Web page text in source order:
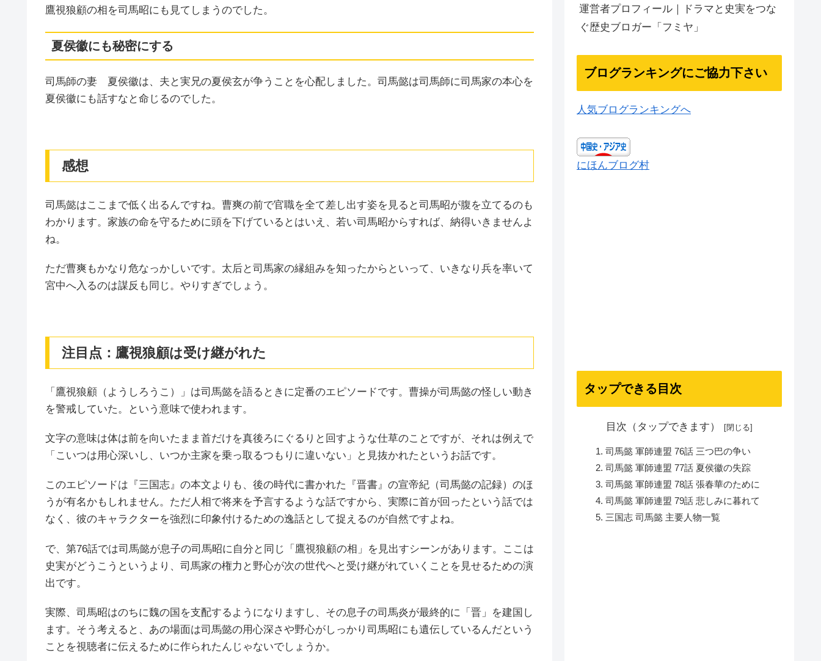
鷹視狼顧の相を司馬昭にも見てしまうのでした。
夏侯徽にも秘密にする
司馬師の妻 夏侯徽は、夫と実兄の夏侯玄が争うことを心配しました。司馬懿は司馬師に司馬家の本心を
夏侯徽にも話すなと命じるのでした。
感想
司馬懿はここまで低く出るんですね。曹爽の前で官職を全て差し出す姿を見ると司馬昭が腹を立てるのも
わかります。家族の命を守るために頭を下げているとはいえ、若い司馬昭からすれば、納得いきませんよ
ね。
ただ曹爽もかなり危なっかしいです。太后と司馬家の縁組みを知ったからといって、いきなり兵を率いて
宮中へ入るのは謀反も同じ。やりすぎでしょう。
注目点：鷹視狼顧は受け継がれた
「鷹視狼顧（ようしろうこ）」は司馬懿を語るときに定番のエピソードです。曹操が司馬懿の怪しい動き
を警戒していた。という意味で使われます。
文字の意味は体は前を向いたまま首だけを真後ろにぐるりと回すような仕草のことですが、それは例えで
「こいつは用心深いし、いつか主家を乗っ取るつもりに違いない」と見抜かれたというお話です。
このエピソードは『三国志』の本文よりも、後の時代に書かれた『晋書』の宣帝紀（司馬懿の記録）のほ
うが有名かもしれません。ただ人相で将来を予言するような話ですから、実際に首が回ったという話では
なく、彼のキャラクターを強烈に印象付けるための逸話として捉えるのが自然ですよね。
で、第76話では司馬懿が息子の司馬昭に自分と同じ「鷹視狼顧の相」を見出すシーンがあります。ここは
史実がどうこうというより、司馬家の権力と野心が次の世代へと受け継がれていくことを見せるための演
出です。
実際、司馬昭はのちに魏の国を支配するようになりますし、その息子の司馬炎が最終的に「晋」を建国し
ます。そう考えると、あの場面は司馬懿の用心深さや野心がしっかり司馬昭にも遺伝しているんだという
ことを視聴者に伝えるために作られたんじゃないでしょうか。
運営者プロフィール｜ドラマと史実をつな
ぐ歴史ブロガー「フミヤ」
ブログランキングにご協力下さい
人気ブログランキングへ
にほんブログ村
タップできる目次
目次（タップできます）
司馬懿 軍師連盟 76話 三つ巴の争い
司馬懿 軍師連盟 77話 夏侯徽の失踪
司馬懿 軍師連盟 78話 張春華のために
司馬懿 軍師連盟 79話 悲しみに暮れて
三国志 司馬懿 主要人物一覧